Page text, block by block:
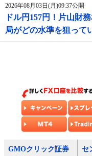
2026年08月03日(月)09:37公開
ドル円157円！片山財
局がどの水準を狙って
GMOクリック証券
セ